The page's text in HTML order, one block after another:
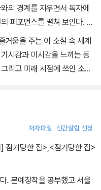
의 경계를 지우면서 독자에
퍼포먼스를 펼쳐 보인다. 정
하기 어려운 퍼포먼스의 현
거움을 주는 이 소설 속 세계
시감과 미시감을 느끼는 동
리고 미래 시점에 쓰인 소설
저자파일 신간알림 신청
점거당한 집> <점거당한 집>
. 문예창작을 공부했고 서울